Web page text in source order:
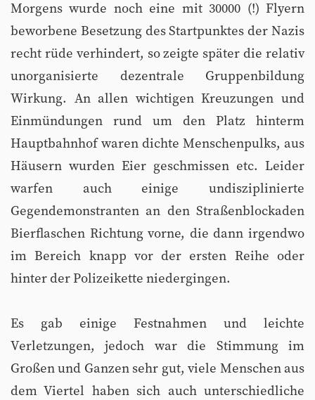
Morgens wurde noch eine mit 30000 (!) Flyern
beworbene Besetzung des Startpunktes der Nazis
recht rüde verhindert, so zeigte später die relativ
unorganisierte dezentrale Gruppenbildung
Wirkung. An allen wichtigen Kreuzungen und
Einmündungen rund um den Platz hinterm
Hauptbahnhof waren dichte Menschenpulks, aus
Häusern wurden Eier geschmissen etc. Leider
warfen auch einige undisziplinierte
Gegendemonstranten an den Straßenblockaden
Bierflaschen Richtung vorne, die dann irgendwo
im Bereich knapp vor der ersten Reihe oder
hinter der Polizeikette niedergingen.
Es gab einige Festnahmen und leichte
Verletzungen, jedoch war die Stimmung im
Großen und Ganzen sehr gut, viele Menschen aus
dem Viertel haben sich auch unterschiedliche